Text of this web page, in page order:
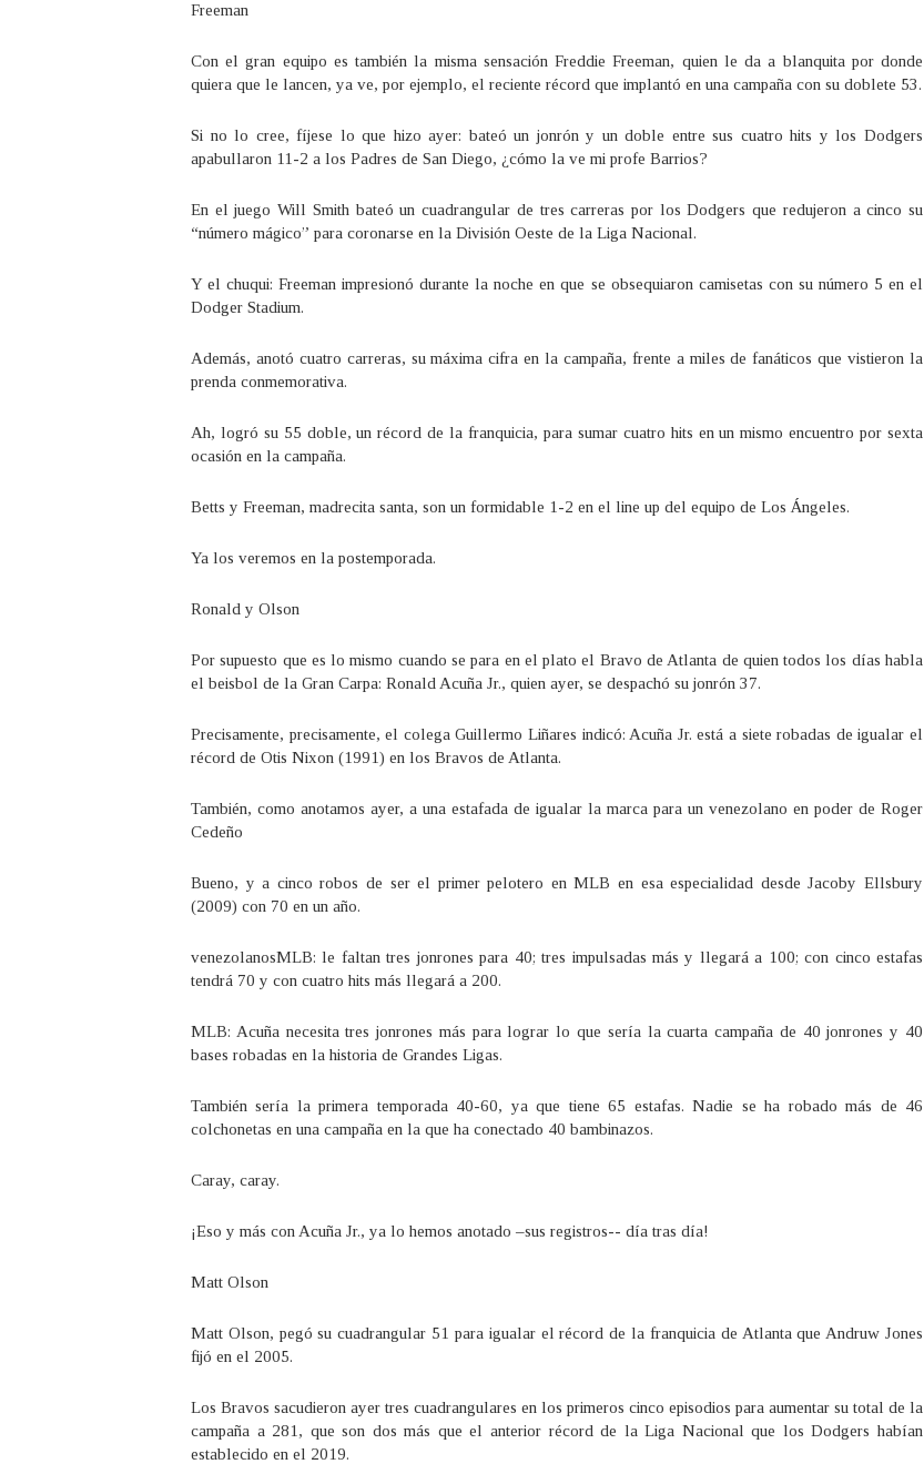
Freeman
Con el gran equipo es también la misma sensación Freddie Freeman, quien le da a blanquita por donde
quiera que le lancen, ya ve, por ejemplo, el reciente récord que implantó en una campaña con su doblete 53.
Si no lo cree, fíjese lo que hizo ayer: bateó un jonrón y un doble entre sus cuatro hits y los Dodgers
apabullaron 11-2 a los Padres de San Diego, ¿cómo la ve mi profe Barrios?
En el juego Will Smith bateó un cuadrangular de tres carreras por los Dodgers que redujeron a cinco su
“número mágico” para coronarse en la División Oeste de la Liga Nacional.
Y el chuqui: Freeman impresionó durante la noche en que se obsequiaron camisetas con su número 5 en el
Dodger Stadium.
Además, anotó cuatro carreras, su máxima cifra en la campaña, frente a miles de fanáticos que vistieron la
prenda conmemorativa.
Ah, logró su 55 doble, un récord de la franquicia, para sumar cuatro hits en un mismo encuentro por sexta
ocasión en la campaña.
Betts y Freeman, madrecita santa, son un formidable 1-2 en el line up del equipo de Los Ángeles.
Ya los veremos en la postemporada.
Ronald y Olson
Por supuesto que es lo mismo cuando se para en el plato el Bravo de Atlanta de quien todos los días habla
el beisbol de la Gran Carpa: Ronald Acuña Jr., quien ayer, se despachó su jonrón 37.
Precisamente, precisamente, el colega Guillermo Liñares indicó: Acuña Jr. está a siete robadas de igualar el
récord de Otis Nixon (1991) en los Bravos de Atlanta.
También, como anotamos ayer, a una estafada de igualar la marca para un venezolano en poder de Roger
Cedeño
Bueno, y a cinco robos de ser el primer pelotero en MLB en esa especialidad desde Jacoby Ellsbury
(2009) con 70 en un año.
venezolanosMLB: le faltan tres jonrones para 40; tres impulsadas más y llegará a 100; con cinco estafas
tendrá 70 y con cuatro hits más llegará a 200.
MLB: Acuña necesita tres jonrones más para lograr lo que sería la cuarta campaña de 40 jonrones y 40
bases robadas en la historia de Grandes Ligas.
También sería la primera temporada 40-60, ya que tiene 65 estafas. Nadie se ha robado más de 46
colchonetas en una campaña en la que ha conectado 40 bambinazos.
Caray, caray.
¡Eso y más con Acuña Jr., ya lo hemos anotado –sus registros-- día tras día!
Matt Olson
Matt Olson, pegó su cuadrangular 51 para igualar el récord de la franquicia de Atlanta que Andruw Jones
fijó en el 2005.
Los Bravos sacudieron ayer tres cuadrangulares en los primeros cinco episodios para aumentar su total de la
campaña a 281, que son dos más que el anterior récord de la Liga Nacional que los Dodgers habían
establecido en el 2019.